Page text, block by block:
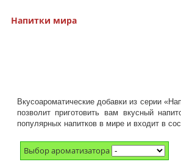
Напитки мира
Вкусоароматические добавки из серии
позволит приготовить вам вкусный
популярных напитков в мире и входит в
Выбор ароматизатора